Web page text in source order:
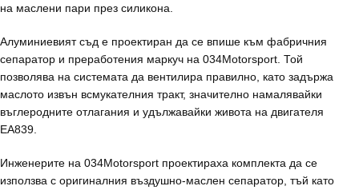
на маслени пари през силикона.
Алуминиевият съд е проектиран да се впише към фабричния
сепаратор и преработения маркуч на 034Motorsport. Той
позволява на системата да вентилира правилно, като задържа
маслото извън всмукателния тракт, значително намалявайки
въглеродните отлагания и удължавайки живота на двигателя
EA839.
Инженерите на 034Motorsport проектираха комплекта да се
използва с оригиналния въздушно-маслен сепаратор, тъй като